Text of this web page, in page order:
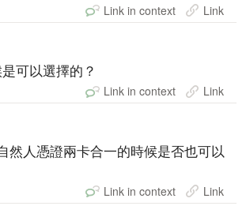
Link in context Link
可以選擇的？
Link in context Link
然人憑證兩卡合一的時候是否也可以
Link in context Link